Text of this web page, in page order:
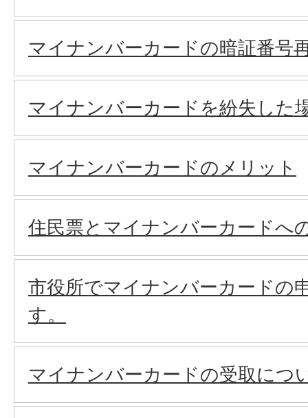
マイナンバーカードの暗証番号
マイナンバーカードを紛失した
マイナンバーカードのメリット
住民票とマイナンバーカードへ
市役所でマイナンバーカードの
す。
マイナンバーカードの受取につ